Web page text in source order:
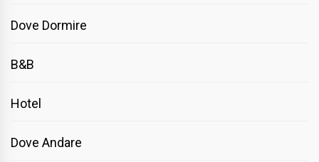
Dove Dormire
B&B
Hotel
Dove Andare